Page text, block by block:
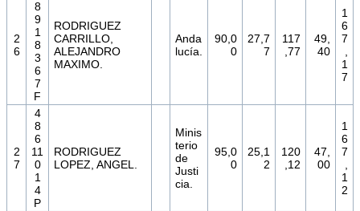
2
6
8
9
1
8
3
6
7
F
RODRIGUEZ
CARRILLO,
ALEJANDRO
MAXIMO.
Anda
lucía.
90,0
0
27,7
7
117
,77
49,
40
1
6
7
1
7
2
7
4
8
6
11
0
1
4
P
RODRIGUEZ
LOPEZ, ANGEL.
Minis
terio
de
Justi
cia.
95,0
0
25,1
2
120
,12
47,
00
1
6
7
1
2